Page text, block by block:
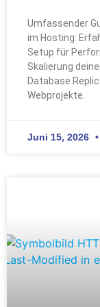
Umfassender
im Hosting:
Setup für
Skalierung
Database
Webprojekte.
Juni 15, 2026